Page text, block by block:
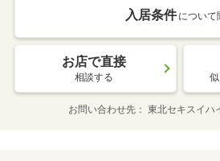
入居条件 について
お店で直接
相談する
お問い合わせ先 東北セキスイハ